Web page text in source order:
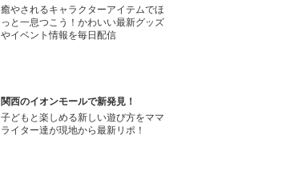
癒やされるキャラクターアイテムでほ
っと一息つこう！かわいい最新グッズ
やイベント情報を毎日配信
関西のイオンモールで新発見！
子どもと楽しめる新しい遊び方をママ
ライター達が現地から最新リポ！